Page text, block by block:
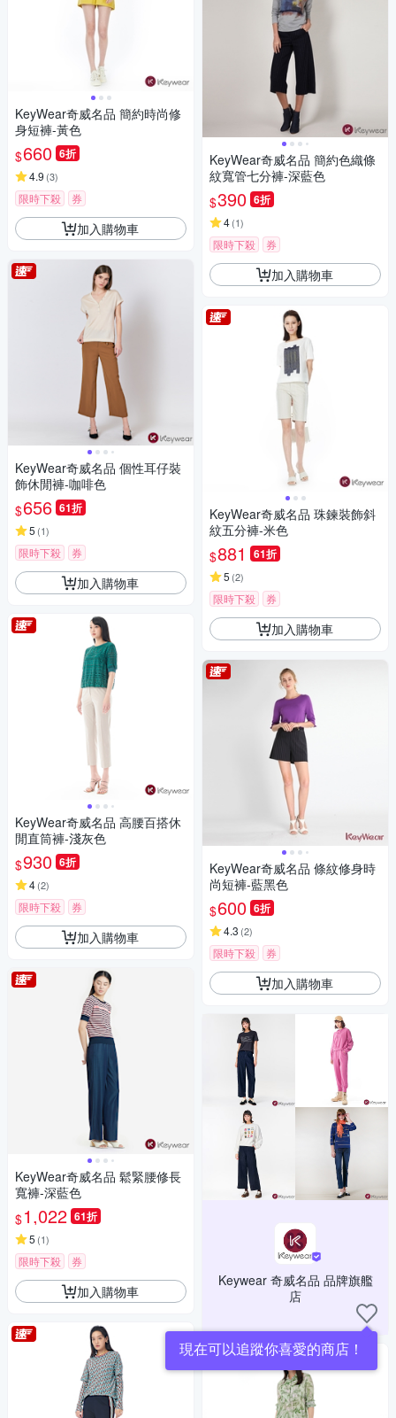
KeyWear奇威名品 簡約時尚修
身短褲-黃色
$660 6折
4.9 (3)
限時下殺 券
加入購物車
KeyWear奇威名品 個性耳仔裝
飾休閒褲-咖啡色
$656 61折
5 (1)
限時下殺 券
加入購物車
KeyWear奇威名品 高腰百搭休
閒直筒褲-淺灰色
$930 6折
4(2)
限時下殺 券
加入購物車
KeyWear奇威名品 鬆緊腰修長
寬褲-深藍色
$1,022 61折
5 (1)
限時下殺 券
加入購物車
KeyWear奇威名品 簡約色織條
紋寬管七分褲-深藍色
$390 6折
4(1)
限時下殺 券
加入購物車
KeyWear奇威名品 珠鍊裝飾斜
紋五分褲-米色
$881 61折
5 (2)
限時下殺 券
加入購物車
KeyWear奇威名品 條紋修身時
尚短褲-藍黑色
$600 6折
4.3 (2)
限時下殺 券
加入購物車
Keywear 奇威名品 品牌旗艦
店
現在可以追蹤你喜愛的商店！